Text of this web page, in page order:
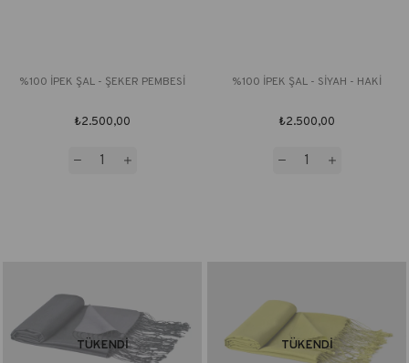
%100 İPEK ŞAL - ŞEKER PEMBESİ
₺2.500,00
%100 İPEK ŞAL - SİYAH - HAKİ
₺2.500,00
TÜKENDI TÜKENDI